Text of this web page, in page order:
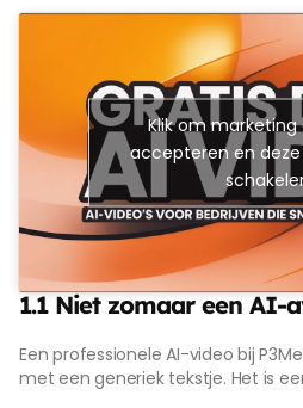
Klik om
accepteren en
1.1 Niet zomaar een AI-
Een professionele AI-video bij
met een generiek tekstje. Het is